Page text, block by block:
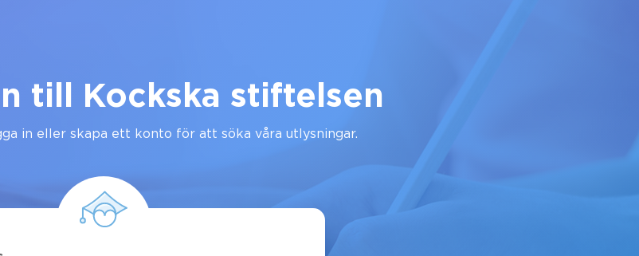
till Kockska stiftelsen
in eller skapa ett konto för att söka våra utlysningar.